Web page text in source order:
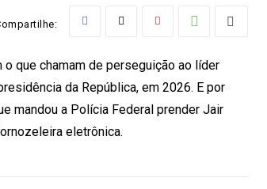
que chamam de perseguição ao líder
da República, em 2026. E por
mandou a Polícia Federal prender Jair
eletrônica.